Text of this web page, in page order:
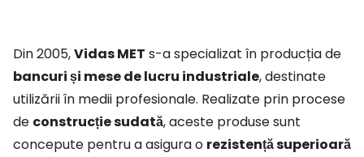
Din 2005,Vidas MET s-a specializat în producția de
bancuri și mese de lucru industriale, destinate
utilizării în medii profesionale. Realizate prin procese
de construcție sudată, aceste produse sunt
concepute pentru a asigura o rezistență superioară